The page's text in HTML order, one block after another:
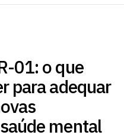
01: o que
para adequar
mental